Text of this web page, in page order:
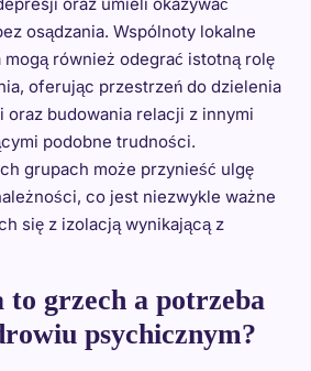
osądzania. Wspólnoty lokalne
również odegrać istotną rolę
oferując przestrzeń do dzielenia
oraz budowania relacji z innymi
podobne trudności.
grupach może przynieść ulgę
co jest niezwykle ważne
się z izolacją wynikającą z
to grzech a potrzeba
psychicznym?